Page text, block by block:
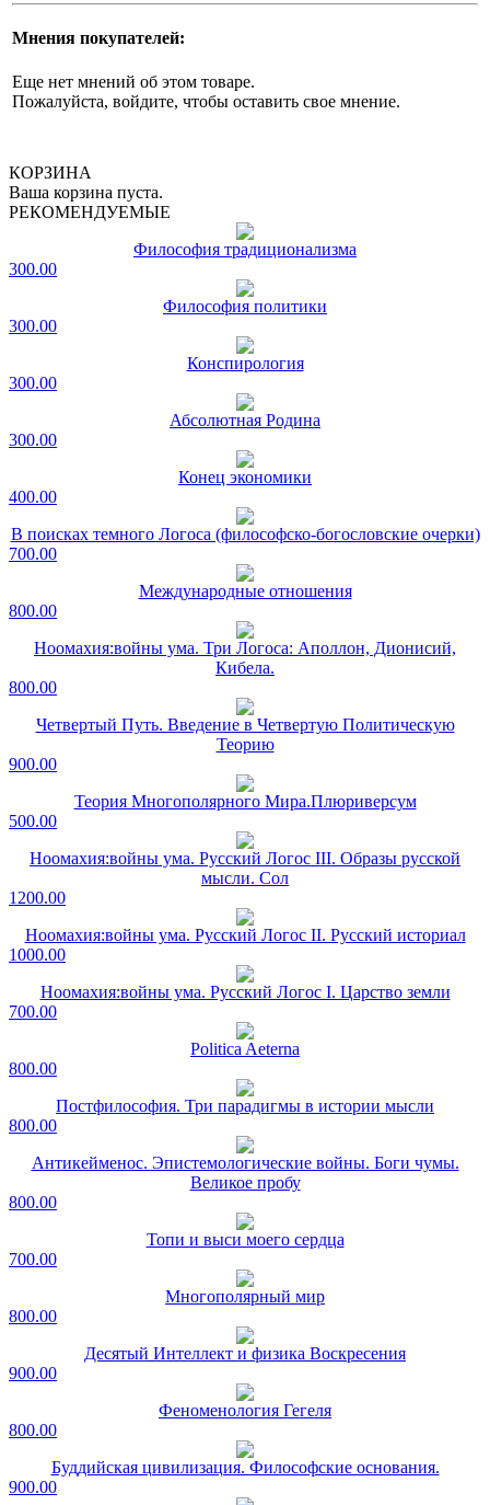
Мнения покупателей:
Еще нет мнений об этом товаре.
Пожалуйста, войдите, чтобы оставить свое мнение.
КОРЗИНА
Ваша корзина пуста.
РЕКОМЕНДУЕМЫЕ
Философия традиционализма
300.00
Философия политики
300.00
Конспирология
300.00
Абсолютная Родина
300.00
Конец экономики
400.00
В поисках темного Логоса (философско-богословские очерки)
700.00
Международные отношения
800.00
Ноомахия:войны ума. Три Логоса: Аполлон, Дионисий,
Кибела.
800.00
Четвертый Путь. Введение в Четвертую Политическую
Теорию
900.00
Теория Многополярного Мира.Плюриверсум
500.00
Ноомахия:войны ума. Русский Логос III. Образы русской
мысли. Сол
1200.00
Ноомахия:войны ума. Русский Логос II. Русский историал
1000.00
Ноомахия:войны ума. Русский Логос I. Царство земли
700.00
Politica Aeterna
800.00
Постфилософия. Три парадигмы в истории мысли
800.00
Антикейменос. Эпистемологические войны. Боги чумы.
Великое пробу
800.00
Топи и выси моего сердца
700.00
Многополярный мир
800.00
Десятый Интеллект и физика Воскресения
900.00
Феноменология Гегеля
800.00
Буддийская цивилизация. Философские основания.
900.00